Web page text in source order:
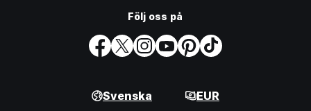
Följ oss på
Svenska EUR